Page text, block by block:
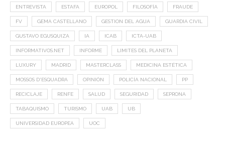
ENTREVISTA ESTAFA EUROPOL FILOSOFÍA FRAUDE
FV GEMA CASTELLANO GESTION DEL AGUA GUARDIA CIVIL
GUSTAVO EGUSQUIZA IA ICAB ICTA-UAB
INFORMATIVOS.NET INFORME LIMITES DEL PLANETA
LUXURY MADRID MASTERCLASS MEDICINA ESTÉTICA
MOSSOS D'ESQUADRA OPINIÓN POLICÍA NACIONAL PP
RECICLAJE RENFE SALUD SEGURIDAD SEPRONA
TABAQUISMO TURISMO UAB UB
UNIVERSIDAD EUROPEA UOC